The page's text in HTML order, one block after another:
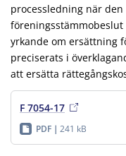
processledning när
yrkande om ersättning
preciserats i
att ersätta
F 7054-17
PDF 241 kB